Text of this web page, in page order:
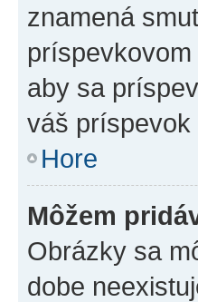
znamená
aby sa
váš
Hore
Môžem
Obrázky sa
dobe